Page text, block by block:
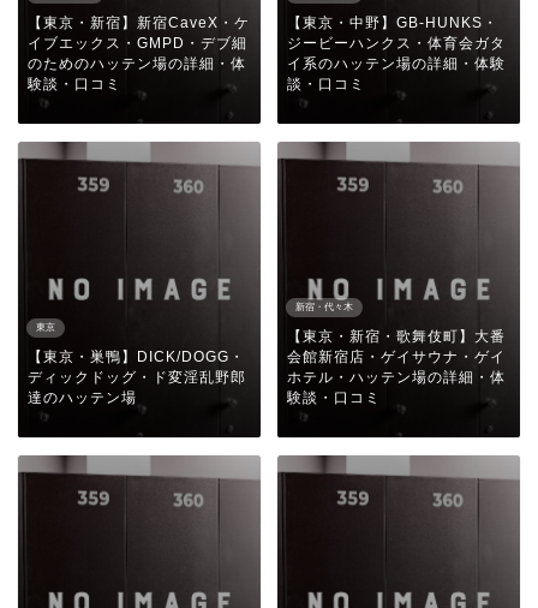
【東京・新宿】新宿CaveX・ケ
イブエックス・GMPD・デブ細
のためのハッテン場の詳細・体
験談・口コミ
【東京・中野】GB-HUNKS・
ジービーハンクス・体育会ガタ
イ系のハッテン場の詳細・体験
談・口コミ
東京
【東京・巣鴨】DICK/DOGG・
ディックドッグ・ド変淫乱野郎
達のハッテン場
新宿・代々木
【東京・新宿・歌舞伎町】大番
会館新宿店・ゲイサウナ・ゲイ
ホテル・ハッテン場の詳細・体
験談・口コミ